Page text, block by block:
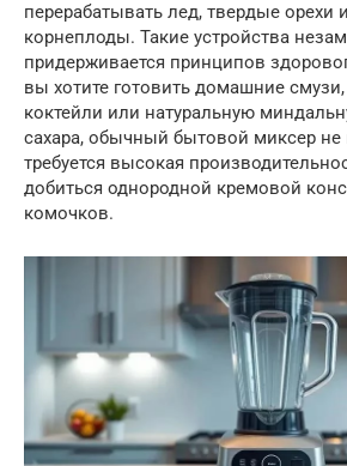
перерабатывать лед, твердые
корнеплоды. Такие устройства
придерживается принципов
вы хотите готовить домашние
коктейли или натуральную
сахара, обычный бытовой миксер не
требуется высокая
добиться однородной кремовой
комочков.